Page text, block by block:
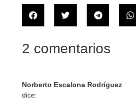
2 comentarios
Norberto Escalona Rodríguez
dice: